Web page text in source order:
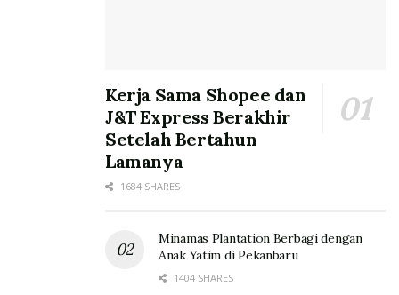
Kerja Sama Shopee dan
J&T Express Berakhir
Setelah Bertahun
Lamanya
1684 SHARES
Minamas Plantation Berbagi dengan
Anak Yatim di Pekanbaru
1404 SHARES